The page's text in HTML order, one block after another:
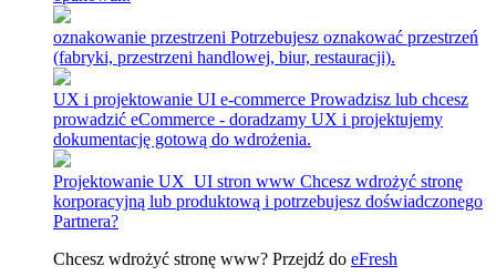
oznakowanie przestrzeni Potrzebujesz oznakować przestrzeń
(fabryki, przestrzeni handlowej, biur, restauracji).
UX i projektowanie UI e-commerce Prowadzisz lub chcesz
prowadzić eCommerce - doradzamy UX i projektujemy
dokumentację gotową do wdrożenia.
Projektowanie UX_UI stron www Chcesz wdrożyć stronę
korporacyjną lub produktową i potrzebujesz doświadczonego
Partnera?
Chcesz wdrożyć stronę www? Przejdź do eFresh